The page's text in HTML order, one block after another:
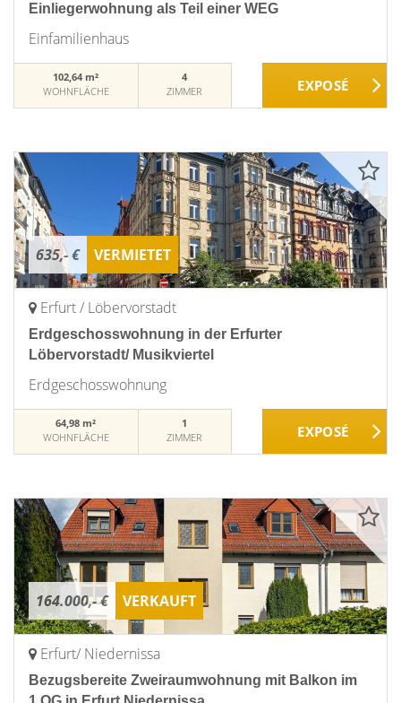
Einliegerwohnung als Teil einer WEG
Einfamilienhaus
102,64 m²
WOHNFLÄCHE
4
ZIMMER
635,- € VERMIETET
Erfurt / Löbervorstadt
Erdgeschosswohnung in der Erfurter
Löbervorstadt/ Musikviertel
Erdgeschosswohnung
64,98 m²
WOHNFLÄCHE
1
ZIMMER
164.000,- € VERKAUFT
Erfurt/ Niedernissa
Bezugsbereite Zweiraumwohnung mit Balkon im